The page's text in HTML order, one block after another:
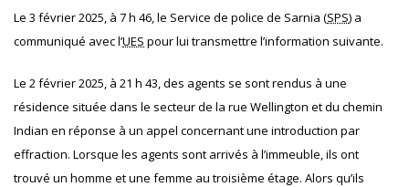
Le 3 février 2025, à 7 h 46, le Service de police de Sarnia (SPS) a
communiqué avec l’UES pour lui transmettre l’information suivante.
Le 2 février 2025, à 21 h 43, des agents se sont rendus à une
résidence située dans le secteur de la rue Wellington et du chemin
Indian en réponse à un appel concernant une introduction par
effraction. Lorsque les agents sont arrivés à l’immeuble, ils ont
trouvé un homme et une femme au troisième étage. Alors qu’ils